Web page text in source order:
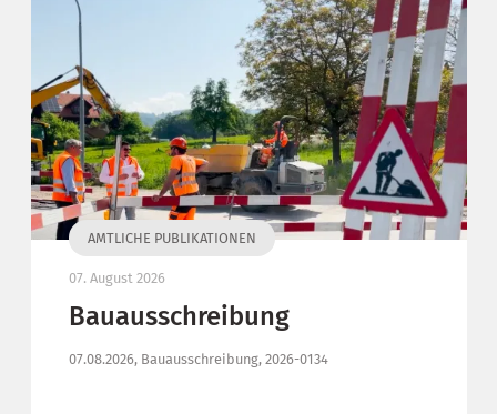
AMTLICHE PUBLIKATIONEN
07. August 2026
Bauausschreibung
07.08.2026, Bauausschreibung, 2026-0134